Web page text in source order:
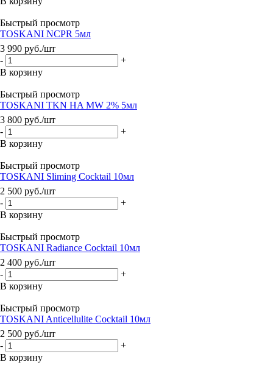
Быстрый просмотр
TOSKANI NCPR 5мл
3 990 руб./шт
-
+
В корзину
Быстрый просмотр
TOSKANI TKN HA MW 2% 5мл
3 800 руб./шт
-
+
В корзину
Быстрый просмотр
TOSKANI Sliming Cocktail 10мл
2 500 руб./шт
-
+
В корзину
Быстрый просмотр
TOSKANI Radiance Cocktail 10мл
2 400 руб./шт
-
+
В корзину
Быстрый просмотр
TOSKANI Anticellulite Cocktail 10мл
2 500 руб./шт
-
+
В корзину